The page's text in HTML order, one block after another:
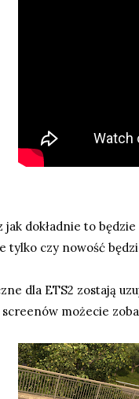
dokładnie to
tylko czy nowość
dla ETS2 zostają
możecie